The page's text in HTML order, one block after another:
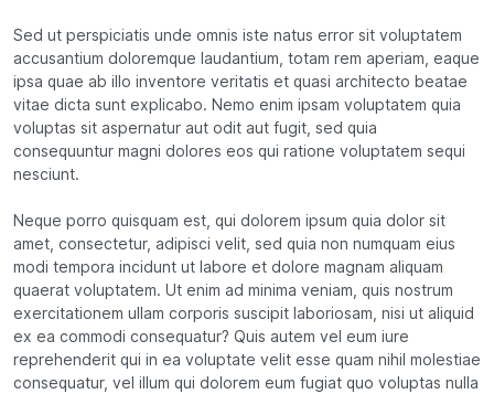
Sed ut perspiciatis unde omnis iste natus error sit voluptatem
accusantium doloremque laudantium, totam rem aperiam, eaque
ipsa quae ab illo inventore veritatis et quasi architecto beatae
vitae dicta sunt explicabo. Nemo enim ipsam voluptatem quia
voluptas sit aspernatur aut odit aut fugit, sed quia
consequuntur magni dolores eos qui ratione voluptatem sequi
nesciunt.
Neque porro quisquam est, qui dolorem ipsum quia dolor sit
amet, consectetur, adipisci velit, sed quia non numquam eius
modi tempora incidunt ut labore et dolore magnam aliquam
quaerat voluptatem. Ut enim ad minima veniam, quis nostrum
exercitationem ullam corporis suscipit laboriosam, nisi ut aliquid
ex ea commodi consequatur? Quis autem vel eum iure
reprehenderit qui in ea voluptate velit esse quam nihil molestiae
consequatur, vel illum qui dolorem eum fugiat quo voluptas nulla